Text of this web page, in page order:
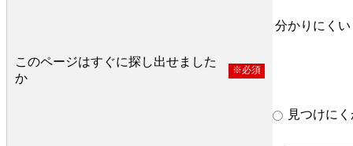
分かりにくい
このページはすぐに探し出せました
か
※必須
見つけに